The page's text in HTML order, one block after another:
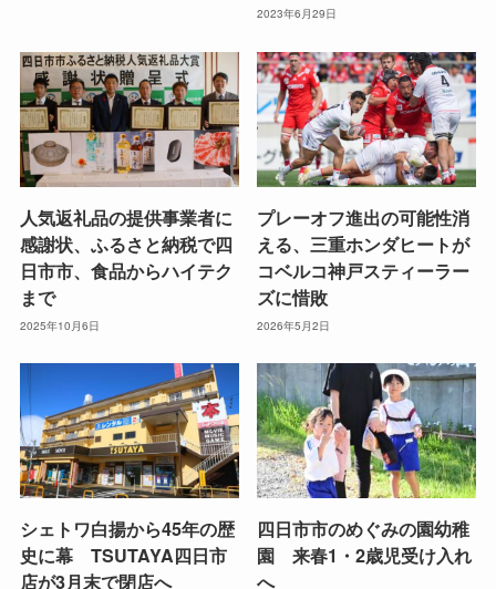
2023年6月29日
人気返礼品の提供事業者に
感謝状、ふるさと納税で四
日市市、食品からハイテク
まで
2025年10月6日
プレーオフ進出の可能性消
える、三重ホンダヒートが
コベルコ神戸スティーラー
ズに惜敗
2026年5月2日
シェトワ白揚から45年の歴
史に幕 TSUTAYA四日市
店が3月末で閉店へ
四日市市のめぐみの園幼稚
園 来春1・2歳児受け入れ
へ